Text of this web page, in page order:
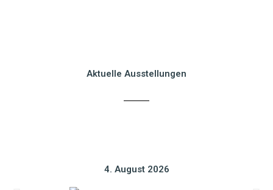
Aktuelle Ausstellungen
4. August 2026